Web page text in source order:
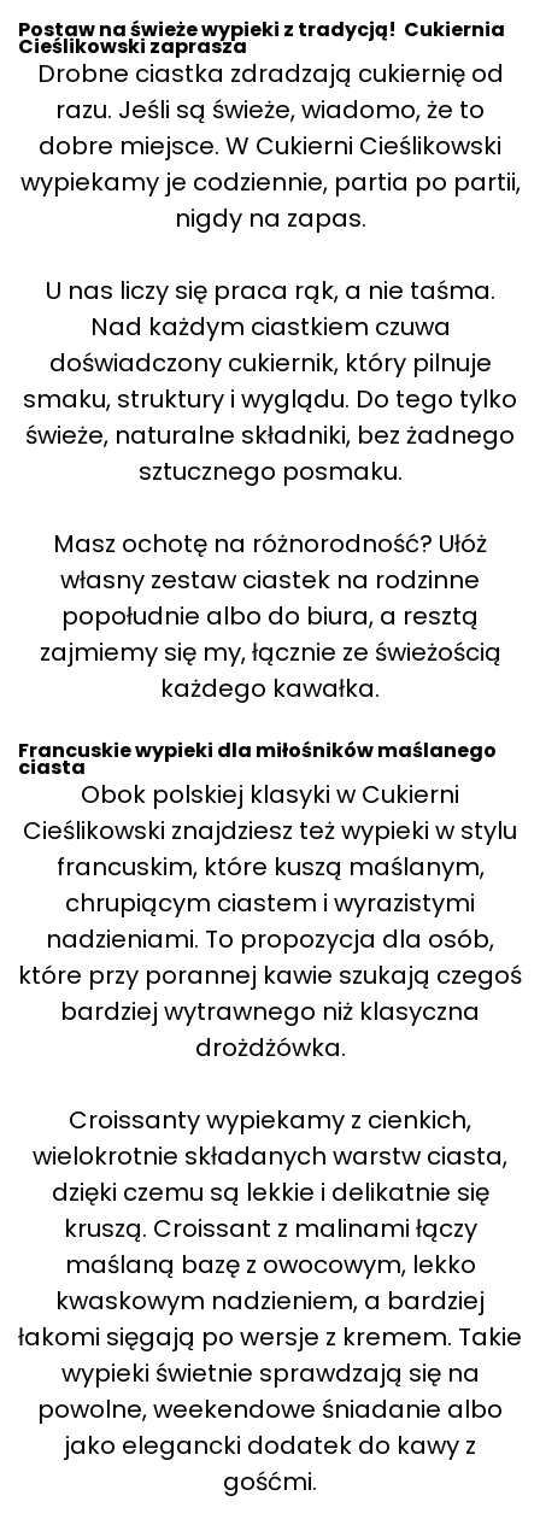
Postaw na świeże wypieki z tradycją! Cukiernia
Cieślikowski zaprasza
Drobne ciastka zdradzają cukiernię od
razu. Jeśli są świeże, wiadomo, że to
dobre miejsce. W Cukierni Cieślikowski
wypiekamy je codziennie, partia po partii,
nigdy na zapas.
U nas liczy się praca rąk, a nie taśma.
Nad każdym ciastkiem czuwa
doświadczony cukiernik, który pilnuje
smaku, struktury i wyglądu. Do tego tylko
świeże, naturalne składniki, bez żadnego
sztucznego posmaku.
Masz ochotę na różnorodność? Ułóż
własny zestaw ciastek na rodzinne
popołudnie albo do biura, a resztą
zajmiemy się my, łącznie ze świeżością
każdego kawałka.
Francuskie wypieki dla miłośników maślanego
ciasta
Obok polskiej klasyki w Cukierni
Cieślikowski znajdziesz też wypieki w stylu
francuskim, które kuszą maślanym,
chrupiącym ciastem i wyrazistymi
nadzieniami. To propozycja dla osób,
które przy porannej kawie szukają czegoś
bardziej wytrawnego niż klasyczna
drożdżówka.
Croissanty wypiekamy z cienkich,
wielokrotnie składanych warstw ciasta,
dzięki czemu są lekkie i delikatnie się
kruszą. Croissant z malinami łączy
maślaną bazę z owocowym, lekko
kwaskowym nadzieniem, a bardziej
łakomi sięgają po wersje z kremem. Takie
wypieki świetnie sprawdzają się na
powolne, weekendowe śniadanie albo
jako elegancki dodatek do kawy z
gośćmi.